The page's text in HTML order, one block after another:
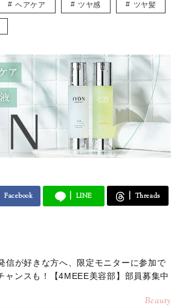
ヘアケア ツヤ感 ツヤ髪
Facebook LINE Threads
信が好きな方へ、限定モニターに参加で
ャンスも！【4MEEE美容部】部員募集中
Beauty